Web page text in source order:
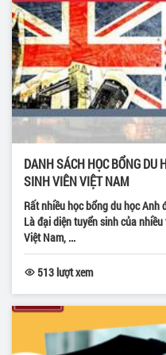
DANH SÁCH HỌC BỔNG DU
SINH VIÊN VIỆT NAM
Rất nhiều học bổng du học Anh
Là đại diện tuyển sinh của
Việt Nam, ...
513 lượt xem